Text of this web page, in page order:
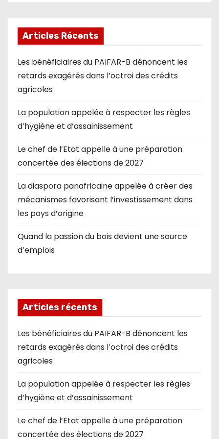
Articles Récents
Les bénéficiaires du PAIFAR-B dénoncent les
retards exagérés dans l’octroi des crédits
agricoles
La population appelée à respecter les règles
d’hygiène et d’assainissement
Le chef de l’Etat appelle à une préparation
concertée des élections de 2027
La diaspora panafricaine appelée à créer des
mécanismes favorisant l’investissement dans
les pays d’origine
Quand la passion du bois devient une source
d’emplois
Articles récents
Les bénéficiaires du PAIFAR-B dénoncent les
retards exagérés dans l’octroi des crédits
agricoles
La population appelée à respecter les règles
d’hygiène et d’assainissement
Le chef de l’Etat appelle à une préparation
concertée des élections de 2027